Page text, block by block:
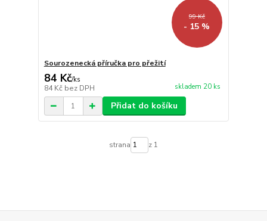
99 Kč
- 15 %
Sourozenecká příručka pro přežití
84 Kč/ks
84 Kč bez DPH skladem 20 ks
Přidat do košíku
strana z 1